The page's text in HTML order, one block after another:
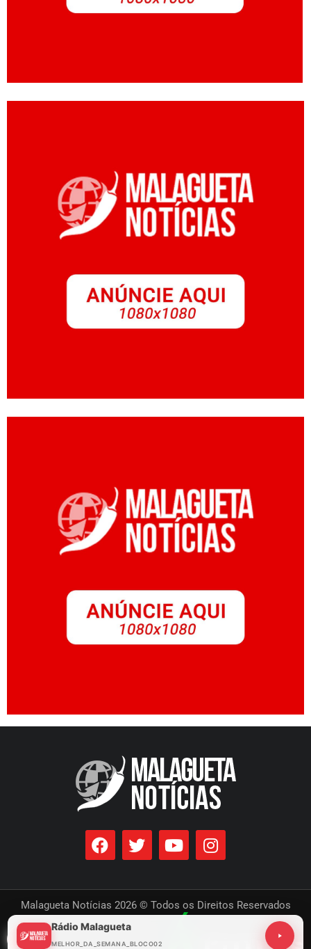
Malagueta Notícias 2026 © Todos os Direitos Reservados
Desenvolvido por
Rádio Malagueta
MELHOR_DA_SEMANA_BLOCO02